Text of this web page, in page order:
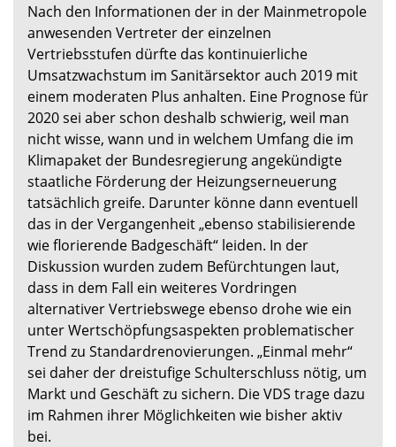
Nach den Informationen der in der Mainmetropole
anwesenden Vertreter der einzelnen
Vertriebsstufen dürfte das kontinuierliche
Umsatzwachstum im Sanitärsektor auch 2019 mit
einem moderaten Plus anhalten. Eine Prognose für
2020 sei aber schon deshalb schwierig, weil man
nicht wisse, wann und in welchem Umfang die im
Klimapaket der Bundesregierung angekündigte
staatliche Förderung der Heizungserneuerung
tatsächlich greife. Darunter könne dann eventuell
das in der Vergangenheit „ebenso stabilisierende
wie florierende Badgeschäft“ leiden. In der
Diskussion wurden zudem Befürchtungen laut,
dass in dem Fall ein weiteres Vordringen
alternativer Vertriebswege ebenso drohe wie ein
unter Wertschöpfungsaspekten problematischer
Trend zu Standardrenovierungen. „Einmal mehr“
sei daher der dreistufige Schulterschluss nötig, um
Markt und Geschäft zu sichern. Die VDS trage dazu
im Rahmen ihrer Möglichkeiten wie bisher aktiv
bei.